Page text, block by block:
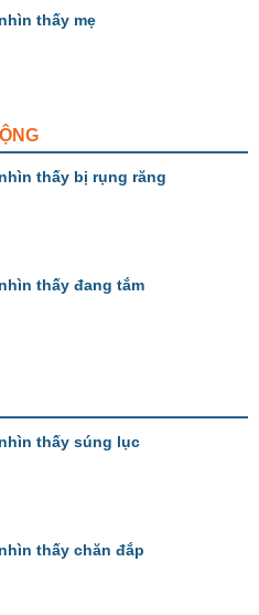
thấy mẹ
thấy bị rụng răng
thấy đang tắm
thấy súng lục
thấy chăn đắp